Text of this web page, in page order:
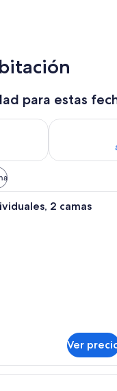
para estas
hoy ago 7 - ago 8
Consulta la
de hotel con dos
2 camas
Ver
habitación de hotel con